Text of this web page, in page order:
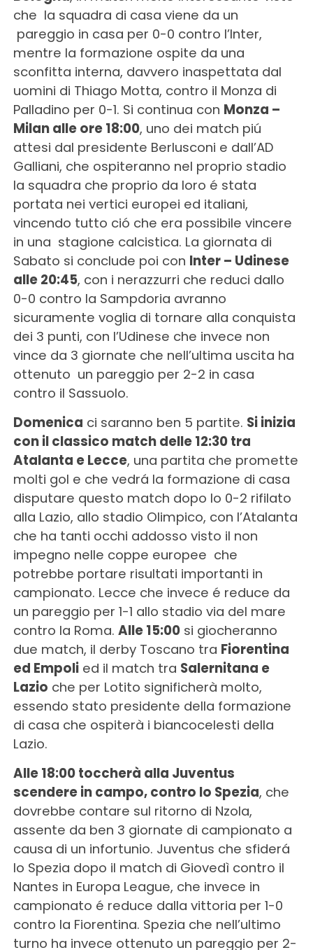
che la squadra di casa viene da un
pareggio in casa per 0-0 contro l’Inter,
mentre la formazione ospite da una
sconfitta interna, davvero inaspettata dal
uomini di Thiago Motta, contro il Monza di
Palladino per 0-1. Si continua con Monza –
Milan alle ore 18:00, uno dei match piú
attesi dal presidente Berlusconi e dall’AD
Galliani, che ospiteranno nel proprio stadio
la squadra che proprio da loro é stata
portata nei vertici europei ed italiani,
vincendo tutto ció che era possibile vincere
in una stagione calcistica. La giornata di
Sabato si conclude poi con Inter – Udinese
alle 20:45, con i nerazzurri che reduci dallo
0-0 contro la Sampdoria avranno
sicuramente voglia di tornare alla conquista
dei 3 punti, con l’Udinese che invece non
vince da 3 giornate che nell’ultima uscita ha
ottenuto un pareggio per 2-2 in casa
contro il Sassuolo.
Domenica ci saranno ben 5 partite. Si inizia
con il classico match delle 12:30 tra
Atalanta e Lecce, una partita che promette
molti gol e che vedrá la formazione di casa
disputare questo match dopo lo 0-2 rifilato
alla Lazio, allo stadio Olimpico, con l’Atalanta
che ha tanti occhi addosso visto il non
impegno nelle coppe europee che
potrebbe portare risultati importanti in
campionato. Lecce che invece é reduce da
un pareggio per 1-1 allo stadio via del mare
contro la Roma. Alle 15:00si giocheranno
due match, il derby Toscano tra Fiorentina
ed Empolied il match tra Salernitana e
Lazio che per Lotito significherà molto,
essendo stato presidente della formazione
di casa che ospiterà i biancocelesti della
Lazio.
Alle 18:00 toccherà alla Juventus
scendere in campo, contro lo Spezia, che
dovrebbe contare sul ritorno di Nzola,
assente da ben 3 giornate di campionato a
causa di un infortunio. Juventus che sfiderá
lo Spezia dopo il match di Giovedì contro il
Nantes in Europa League, che invece in
campionato é reduce dalla vittoria per 1-0
contro la Fiorentina. Spezia che nell’ultimo
turno ha invece ottenuto un pareggio per 2-